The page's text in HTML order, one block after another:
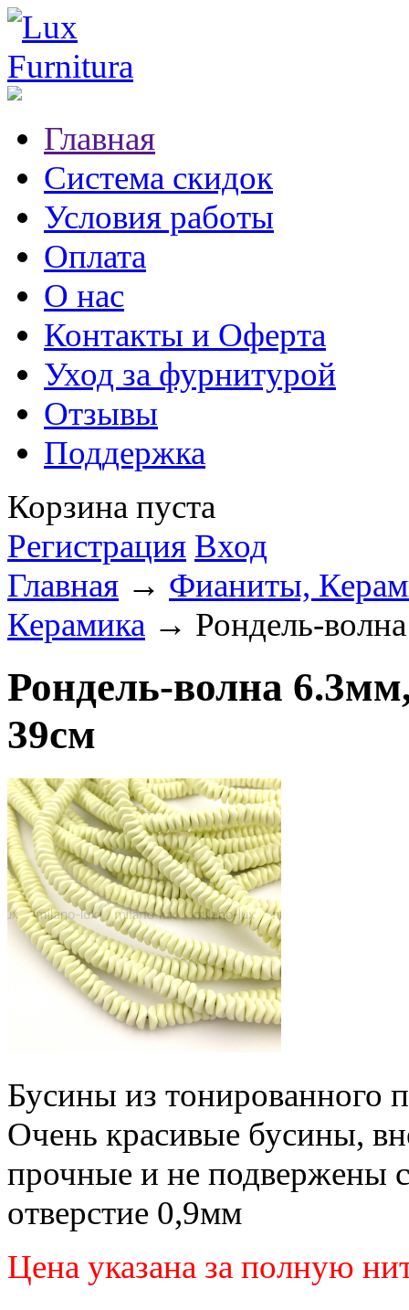
Главная
Система скидок
Условия работы
Оплата
О нас
Контакты и Оферта
Уход за фурнитурой
Отзывы
Поддержка
Корзина пуста
Регистрация Вход
Главная → Фианиты,
Керамика → Рондель-
Рондель-волна
39см
Бусины из тонированного
Очень красивые бусины,
прочные и не подвержены
отверстие 0,9мм
Цена указана за полную